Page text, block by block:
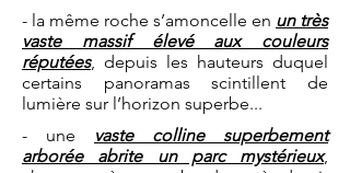
- la même roche s’amoncelle en un très
vaste massif élevé aux couleurs
réputées, depuis les hauteurs duquel
certains panoramas scintillent de
lumière sur l’horizon superbe...
- une
vaste colline superbement
arborée abrite un parc mystérieux,